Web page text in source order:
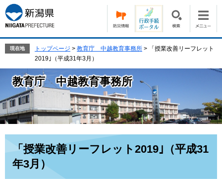
ー
ジ
の
で
す。
ニ
ュ
ー
ば
本
文
へ
現在地 トップページ > 教育庁 中越教育事務所 >
「授業改善リーフレット
2019｣（平成31年3月）
教育庁 中越教育事務所
「授業改善リーフレット2019｣（平成31
年3月）